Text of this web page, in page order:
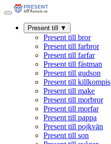
Present till ▼
Present till bror
Present till farbror
Present till farfar
Present till fästman
Present till gudson
Present till killkompis
Present till make
Present till morbror
Present till morfar
Present till pappa
Present till pojkvän
Present till son